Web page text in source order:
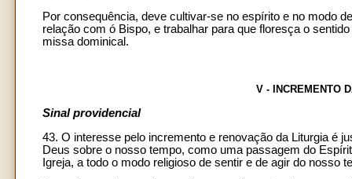
Por consequência, deve cultivar-se no espírito e no modo
relação com ó Bispo, e trabalhar para que floresça o
missa dominical.
V - INCREMENTO
Sinal providencial
43. O interesse pelo incremento e renovação da Liturgia é
Deus sobre o nosso tempo, como uma passagem do
Igreja, a todo o modo religioso de sentir e de agir do nosso